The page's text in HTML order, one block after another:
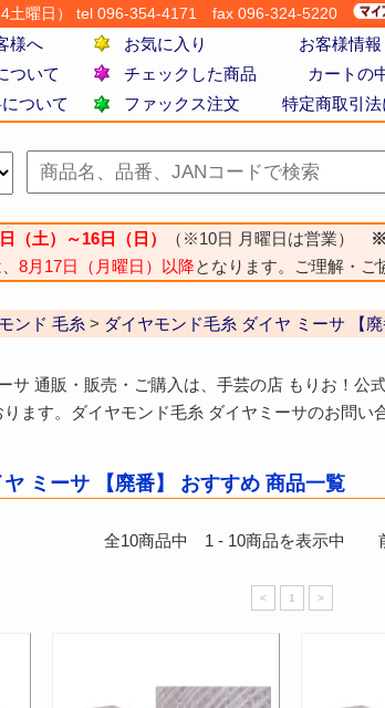
曜日） tel 096-354-4171 fax 096-324-5220
様へ お気に入り お客様情
ついて チェックした商品
カートの
ついて
ファックス注文 特定商取引
（土）～16日（日） （※10日 月曜日は営業）
※
8月17日（月曜日）以降となります。ご理解・ご
ンド 毛糸 > ダイヤモンド毛糸 ダイヤ ミーサ 【廃
サ 通販・販売・ご購入は、手芸の店 もりお！公
ます。ダイヤモンド毛糸 ダイヤミーサのお問い
ミーサ 【廃番】 おすすめ 商品一覧
全10商品中 1 - 10商品を表示中 前
< 1 >